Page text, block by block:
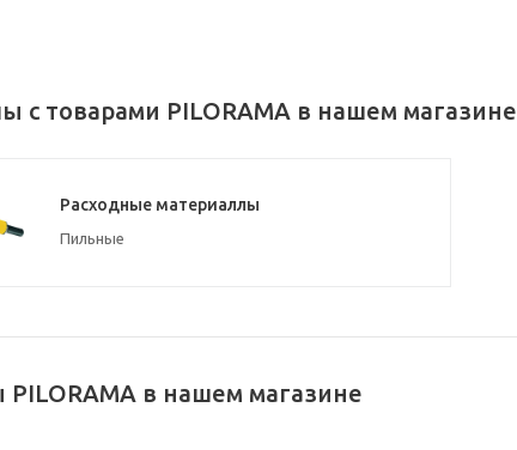
с товарами PILORAMA в нашем магазине
Расходные материаллы
Пильные
PILORAMA в нашем магазине